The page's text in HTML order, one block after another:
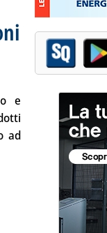
e
ad
extra-rete,